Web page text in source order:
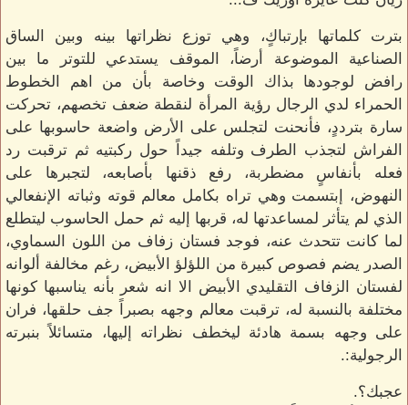
بترت كلماتها بإرتباكٍ، وهي توزع نظراتها بينه وبين الساق
الصناعية الموضوعة أرضاً، الموقف يستدعي للتوتر ما بين
رافض لوجودها بذاك الوقت وخاصة بأن من اهم الخطوط
الحمراء لدي الرجال رؤية المرأة لنقطة ضعف تخصهم، تحركت
سارة بترددٍ، فأنحنت لتجلس على الأرض واضعة حاسوبها على
الفراش لتجذب الطرف وتلفه جيداً حول ركبتيه ثم ترقبت رد
فعله بأنفاسٍ مضطربة، رفع ذقنها بأصابعه، لتجبرها على
النهوض، إبتسمت وهي تراه بكامل معالم قوته وثباته الإنفعالي
الذي لم يتأثر لمساعدتها له، قربها إليه ثم حمل الحاسوب ليتطلع
لما كانت تتحدث عنه، فوجد فستان زفاف من اللون السماوي،
الصدر يضم فصوص كبيرة من اللؤلؤ الأبيض، رغم مخالفة ألوانه
لفستان الزفاف التقليدي الأبيض الا انه شعر بأنه يناسبها كونها
مختلفة بالنسبة له، ترقبت معالم وجهه بصبراً جف حلقها، فران
على وجهه بسمة هادئة ليخطف نظراته إليها، متسائلاً بنبرته
الرجولية:.
عجبك؟.